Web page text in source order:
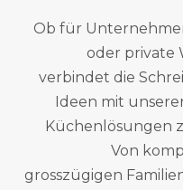
Ob für
oder private
verbindet die
Ideen mit
Küchenlösungen
Von
grosszügigen